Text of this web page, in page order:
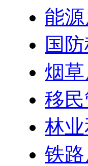
能源
国
烟草
移
林
铁路